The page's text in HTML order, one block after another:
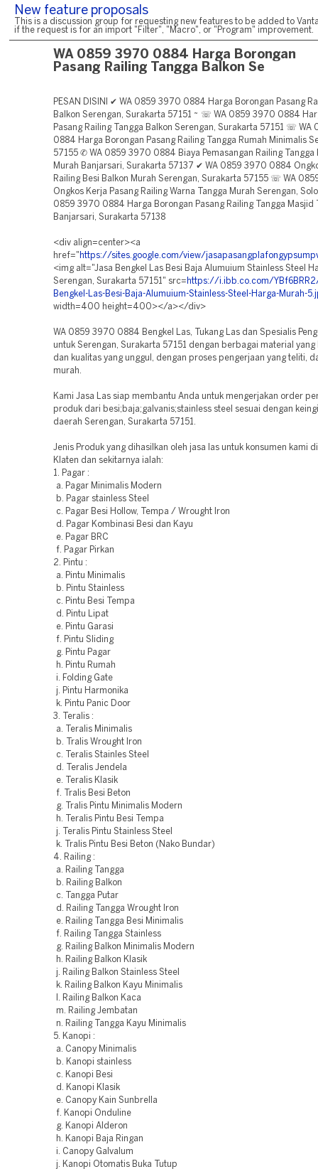
New feature proposals
This is a discussion group for requesting new features to be added to
if the request is for an import "Filter", "Macro", or "Program" improvement.
WA 0859 3970 0884 Harga Borongan
Pasang Railing Tangga Balkon Se
PESAN DISINI ✔ WA 0859 3970 0884 Harga Borongan Pasang
Balkon Serengan, Surakarta 57151 ~ ☏ WA 0859 3970 0884
Pasang Railing Tangga Balkon Serengan, Surakarta 57151 ☏ WA
0884 Harga Borongan Pasang Railing Tangga Rumah Minimalis
57155 ✆ WA 0859 3970 0884 Biaya Pemasangan Railing Tangga
Murah Banjarsari, Surakarta 57137 ✔ WA 0859 3970 0884
Railing Besi Balkon Murah Serengan, Surakarta 57155 ☏ WA
Ongkos Kerja Pasang Railing Warna Tangga Murah Serengan,
0859 3970 0884 Harga Borongan Pasang Railing Tangga Masjid
Banjarsari, Surakarta 57138
<div align=center><a
href=" https://sites.google.com/view/
<img alt="Jasa Bengkel Las Besi Baja Alumuium Stainless Steel
Serengan, Surakarta 57151" src= https://i.ibb.co.com/
Bengkel-Las-Besi-Baja-Alumuium-Stainless-Steel-Harga-Murah-
width=400 height=400></a></div>
WA 0859 3970 0884 Bengkel Las, Tukang Las dan Spesialis
untuk Serengan, Surakarta 57151 dengan berbagai material yang
dan kualitas yang unggul, dengan proses pengerjaan yang teliti,
murah.
Kami Jasa Las siap membantu Anda untuk mengerjakan order
produk dari besi;baja;galvanis;stainless steel sesuai dengan
daerah Serengan, Surakarta 57151.
Jenis Produk yang dihasilkan oleh jasa las untuk konsumen kami
Klaten dan sekitarnya ialah:
1. Pagar :
a. Pagar Minimalis Modern
b. Pagar stainless Steel
c. Pagar Besi Hollow, Tempa / Wrought Iron
d. Pagar Kombinasi Besi dan Kayu
e. Pagar BRC
f. Pagar Pirkan
2. Pintu :
a. Pintu Minimalis
b. Pintu Stainless
c. Pintu Besi Tempa
d. Pintu Lipat
e. Pintu Garasi
f. Pintu Sliding
g. Pintu Pagar
h. Pintu Rumah
i. Folding Gate
j. Pintu Harmonika
k. Pintu Panic Door
3. Teralis :
a. Teralis Minimalis
b. Tralis Wrought Iron
c. Teralis Stainles Steel
d. Teralis Jendela
e. Teralis Klasik
f. Tralis Besi Beton
g. Tralis Pintu Minimalis Modern
h. Teralis Pintu Besi Tempa
j. Teralis Pintu Stainless Steel
k. Tralis Pintu Besi Beton (Nako Bundar)
4. Railing :
a. Railing Tangga
b. Railing Balkon
c. Tangga Putar
d. Railing Tangga Wrought Iron
e. Railing Tangga Besi Minimalis
f. Railing Tangga Stainless
g. Railing Balkon Minimalis Modern
h. Railing Balkon Klasik
j. Railing Balkon Stainless Steel
k. Railing Balkon Kayu Minimalis
l. Railing Balkon Kaca
m. Railing Jembatan
n. Railing Tangga Kayu Minimalis
5. Kanopi :
a. Canopy Minimalis
b. Kanopi stainless
c. Kanopi Besi
d. Kanopi Klasik
e. Canopy Kain Sunbrella
f. Kanopi Onduline
g. Kanopi Alderon
h. Kanopi Baja Ringan
i. Canopy Galvalum
j. Kanopi Otomatis Buka Tutup